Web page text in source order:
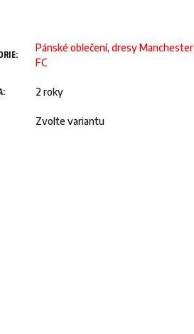
:
Pánské oblečení, dresy
FC
: 2 roky
Zvolte variantu